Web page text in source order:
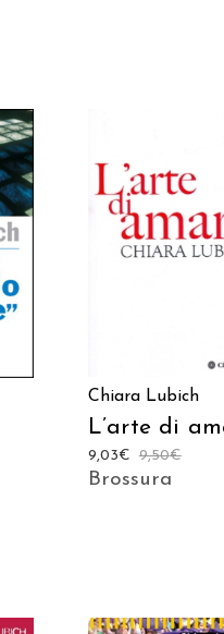
AGGIUNGI AL
CARRELLO
Chiara Lubich
L’arte di
9,50€
9,03€
Brossura